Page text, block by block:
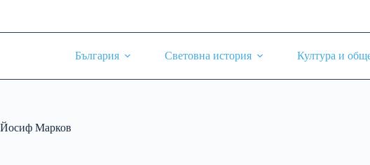
България Световна история Култура и
Йосиф Марков